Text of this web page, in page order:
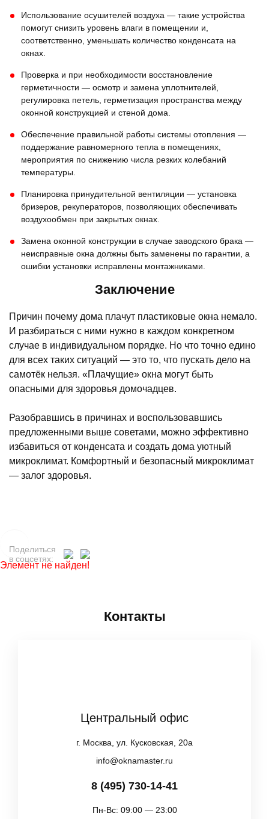
Использование осушителей воздуха — такие устройства
помогут снизить уровень влаги в помещении и,
соответственно, уменьшать количество конденсата на
окнах.
Проверка и при необходимости восстановление
герметичности — осмотр и замена уплотнителей,
регулировка петель, герметизация пространства между
оконной конструкцией и стеной дома.
Обеспечение правильной работы системы отопления —
поддержание равномерного тепла в помещениях,
мероприятия по снижению числа резких колебаний
температуры.
Планировка принудительной вентиляции — установка
бризеров, рекуператоров, позволяющих обеспечивать
воздухообмен при закрытых окнах.
Замена оконной конструкции в случае заводского брака —
неисправные окна должны быть заменены по гарантии, а
ошибки установки исправлены монтажниками.
Заключение
Причин почему дома плачут пластиковые окна немало.
И разбираться с ними нужно в каждом конкретном
случае в индивидуальном порядке. Но что точно едино
для всех таких ситуаций — это то, что пускать дело на
самотёк нельзя. «Плачущие» окна могут быть
опасными для здоровья домочадцев.
Разобравшись в причинах и воспользовавшись
предложенными выше советами, можно эффективно
избавиться от конденсата и создать дома уютный
микроклимат. Комфортный и безопасный микроклимат
— залог здоровья.
Поделиться
в соцсетях:
Элемент не найден!
Контакты
Центральный офис
г. Москва, ул. Кусковская, 20а
info@oknamaster.ru
8 (495) 730-14-41
Пн-Вс: 09:00 — 23:00